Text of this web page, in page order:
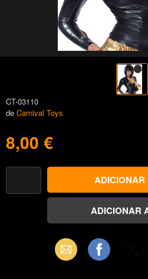
CT-03110
de Carnival Toys
8,00 €
Email Facebook